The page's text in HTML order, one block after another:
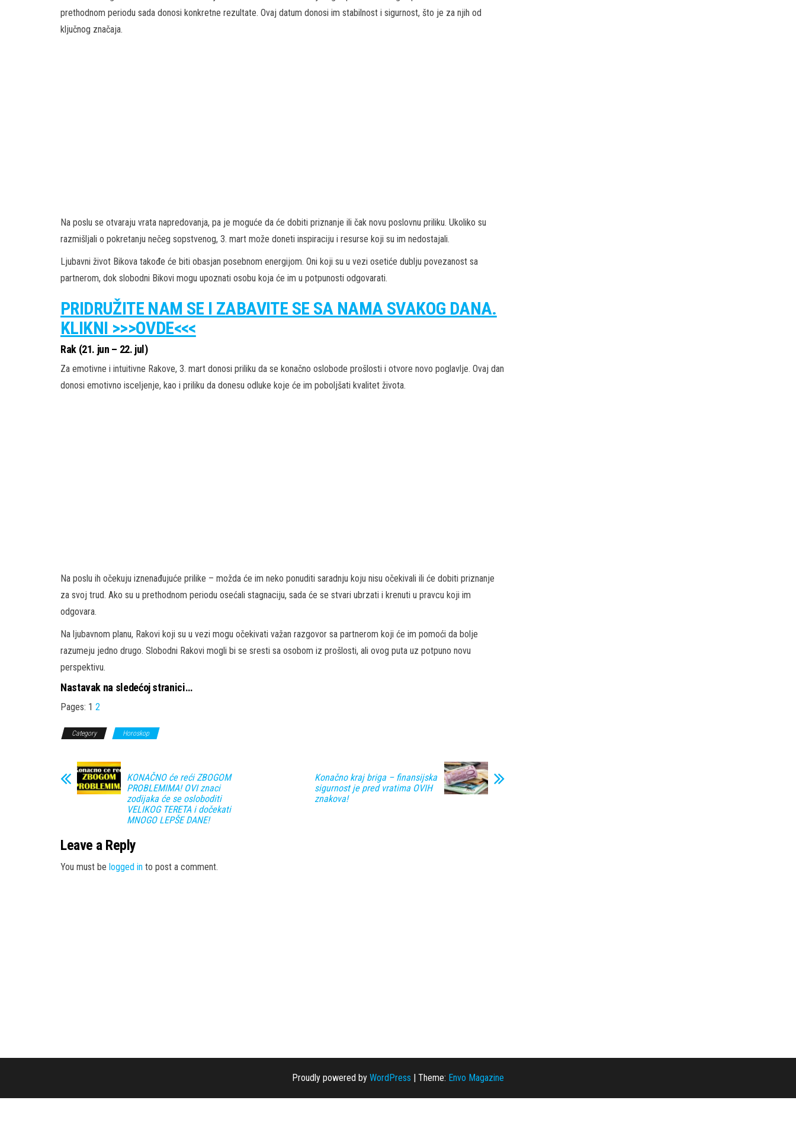
prethodnom periodu sada donosi konkretne rezultate. Ovaj datum donosi im stabilnost i sigurnost, što je za njih od
ključnog značaja.
Na poslu se otvaraju vrata napredovanja, pa je moguće da će dobiti priznanje ili čak novu poslovnu priliku. Ukoliko su
razmišljali o pokretanju nečeg sopstvenog, 3. mart može doneti inspiraciju i resurse koji su im nedostajali.
Ljubavni život Bikova takođe će biti obasjan posebnom energijom. Oni koji su u vezi osetiće dublju povezanost sa
partnerom, dok slobodni Bikovi mogu upoznati osobu koja će im u potpunosti odgovarati.
PRIDRUŽITE NAM SE I ZABAVITE SE SA NAMA SVAKOG DANA.
KLIKNI >>>OVDE<<<
Rak (21. jun – 22. jul)
Za emotivne i intuitivne Rakove, 3. mart donosi priliku da se konačno oslobode prošlosti i otvore novo poglavlje. Ovaj dan
donosi emotivno isceljenje, kao i priliku da donesu odluke koje će im poboljšati kvalitet života.
Na poslu ih očekuju iznenađujuće prilike – možda će im neko ponuditi saradnju koju nisu očekivali ili će dobiti priznanje
za svoj trud. Ako su u prethodnom periodu osećali stagnaciju, sada će se stvari ubrzati i krenuti u pravcu koji im
odgovara.
Na ljubavnom planu, Rakovi koji su u vezi mogu očekivati važan razgovor sa partnerom koji će im pomoći da bolje
razumeju jedno drugo. Slobodni Rakovi mogli bi se sresti sa osobom iz prošlosti, ali ovog puta uz potpuno novu
perspektivu.
Nastavak na sledećoj stranici…
Pages: 1 2
Category Horoskop
KONAČNO će reći ZBOGOM
PROBLEMIMA! OVI znaci
zodijaka će se osloboditi
VELIKOG TERETA i dočekati
MNOGO LEPŠE DANE!
Konačno kraj briga – finansijska
sigurnost je pred vratima OVIH
znakova!
Leave a Reply
You must be logged in to post a comment.
Proudly powered by WordPress | Theme: Envo Magazine